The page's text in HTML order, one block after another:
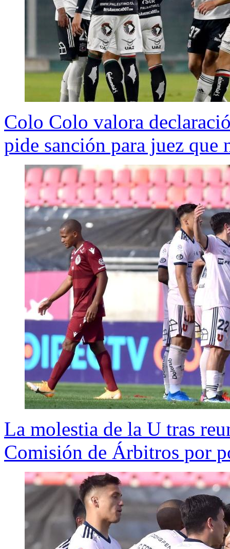
Colo Colo valora
pide sanción para juez que
La molestia de la U tras
Comisión de Árbitros por